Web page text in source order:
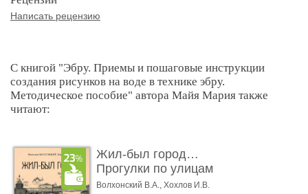
Написать рецензию
С книгой "Эбру. Приемы и пошаговые инструкции
создания рисунков на воде в технике эбру.
Методическое пособие" автора Майя Мария также
читают:
Жил-был город…
Прогулки по улицам
старого Нов� ...
Волхонский В.А., Хохлов И.В.